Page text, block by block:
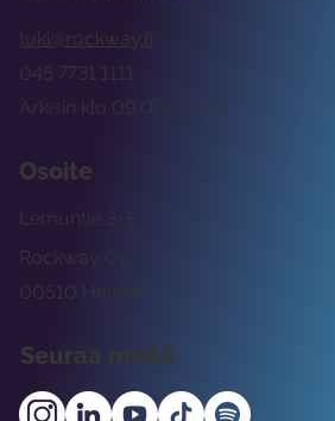
tuki@rockway.fi
Arkisin klo 09:00 -15:00
045 7731 1111
Osoite
Rockway Oy
Lemuntie 3-5
00510 Helsinki
Seuraa meitä